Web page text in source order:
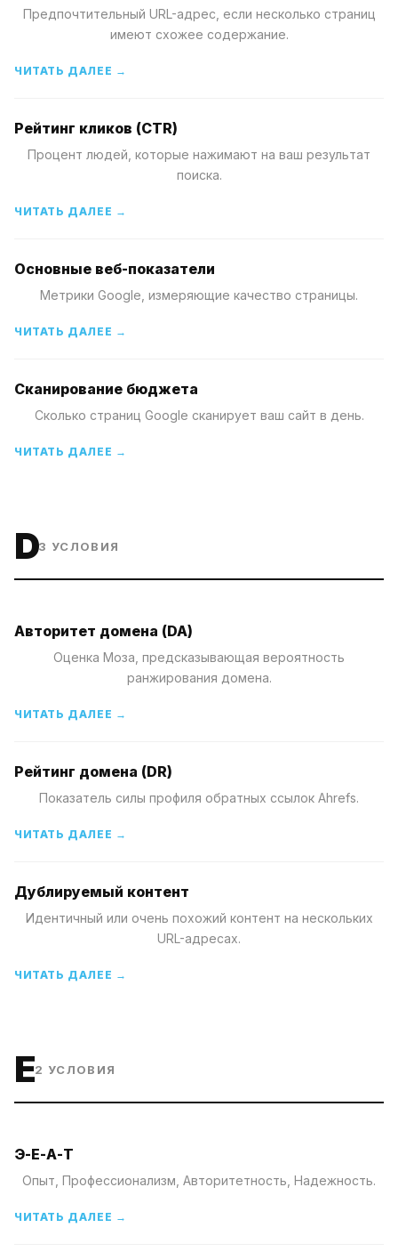
Предпочтительный URL-адрес, если несколько страниц
имеют схожее содержание.
ЧИТАТЬ ДАЛЕЕ →
Рейтинг кликов (CTR)
Процент людей, которые нажимают на ваш результат
поиска.
ЧИТАТЬ ДАЛЕЕ →
Основные веб-показатели
Метрики Google, измеряющие качество страницы.
ЧИТАТЬ ДАЛЕЕ →
Сканирование бюджета
Сколько страниц Google сканирует ваш сайт в день.
ЧИТАТЬ ДАЛЕЕ →
D3 УСЛОВИЯ
Авторитет домена (DA)
Оценка Моза, предсказывающая вероятность
ранжирования домена.
ЧИТАТЬ ДАЛЕЕ →
Рейтинг домена (DR)
Показатель силы профиля обратных ссылок Ahrefs.
ЧИТАТЬ ДАЛЕЕ →
Дублируемый контент
Идентичный или очень похожий контент на нескольких
URL-адресах.
ЧИТАТЬ ДАЛЕЕ →
E2 УСЛОВИЯ
Э-Е-А-Т
Опыт, Профессионализм, Авторитетность, Надежность.
ЧИТАТЬ ДАЛЕЕ →